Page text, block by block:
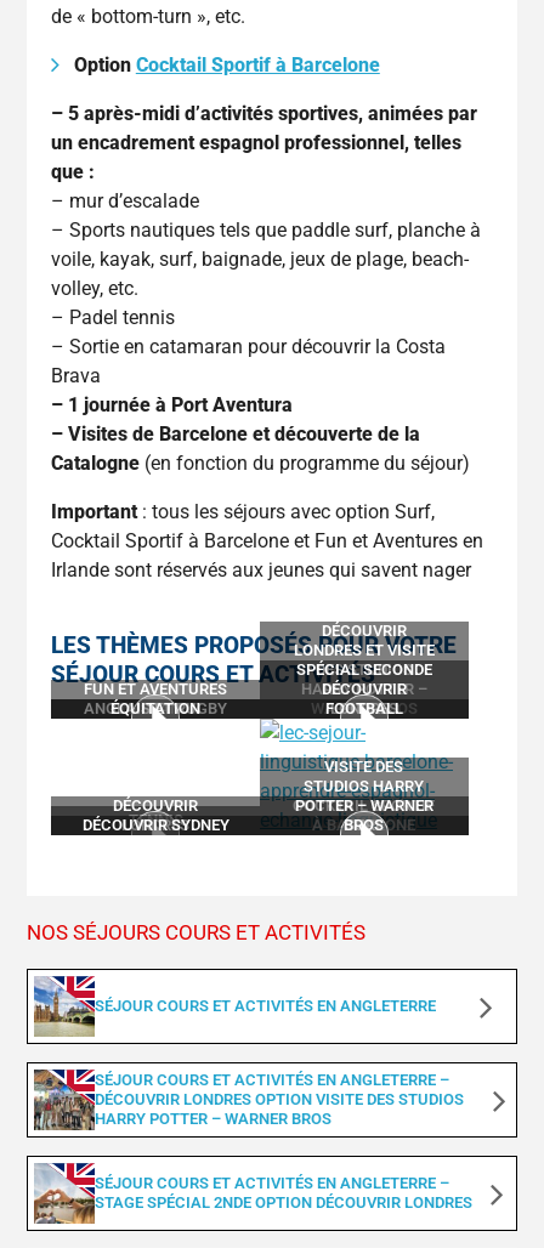
de « bottom-turn », etc.
Option Cocktail Sportif à Barcelone
– 5 après-midi d’activités sportives, animées par
un encadrement espagnol professionnel, telles
que :
– mur d’escalade
– Sports nautiques tels que paddle surf, planche à
voile, kayak, surf, baignade, jeux de plage, beach-
volley, etc.
– Padel tennis
– Sortie en catamaran pour découvrir la Costa
Brava
– 1 journée à Port Aventura
– Visites de Barcelone et découverte de la
Catalogne (en fonction du programme du séjour)
Important: tous les séjours avec option Surf,
Cocktail Sportif à Barcelone et Fun et Aventures en
Irlande sont réservés aux jeunes qui savent nager
LES THÈMES PROPOSÉS POUR VOTRE
SÉJOUR COURS ET ACTIVITÉS
FUN ET AVENTURES
EN IRLANDE
DÉCOUVRIR
LONDRES ET VISITE
DES STUDIOS
HARRY POTTER –
WARNER BROS
ANGLAIS ET RUGBY
SPÉCIAL SECONDE
DÉCOUVRIR
LONDRES
ÉQUITATION FOOTBALL
TENNIS
COCKTAIL SPORTIF
À BARCELONE
DÉCOUVRIR
LONDRES
SURF
DÉCOUVRIR SYDNEY
VISITE DES
STUDIOS HARRY
POTTER – WARNER
BROS
NOS SÉJOURS COURS ET ACTIVITÉS
SÉJOUR COURS ET ACTIVITÉS EN ANGLETERRE
SÉJOUR COURS ET ACTIVITÉS EN ANGLETERRE –
DÉCOUVRIR LONDRES OPTION VISITE DES STUDIOS
HARRY POTTER – WARNER BROS
SÉJOUR COURS ET ACTIVITÉS EN ANGLETERRE –
STAGE SPÉCIAL 2NDE OPTION DÉCOUVRIR LONDRES